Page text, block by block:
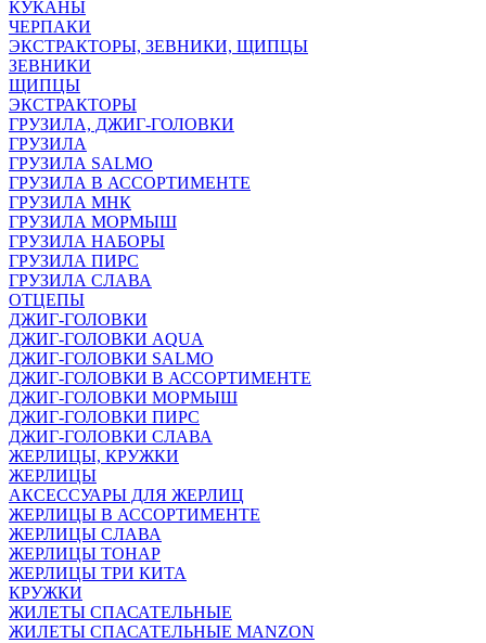
КУКАНЫ
ЧЕРПАКИ
ЭКСТРАКТОРЫ, ЗЕВНИКИ, ЩИПЦЫ
ЗЕВНИКИ
ЩИПЦЫ
ЭКСТРАКТОРЫ
ГРУЗИЛА, ДЖИГ-ГОЛОВКИ
ГРУЗИЛА
ГРУЗИЛА SALMO
ГРУЗИЛА В АССОРТИМЕНТЕ
ГРУЗИЛА МНК
ГРУЗИЛА МОРМЫШ
ГРУЗИЛА НАБОРЫ
ГРУЗИЛА ПИРС
ГРУЗИЛА СЛАВА
ОТЦЕПЫ
ДЖИГ-ГОЛОВКИ
ДЖИГ-ГОЛОВКИ AQUA
ДЖИГ-ГОЛОВКИ SALMO
ДЖИГ-ГОЛОВКИ В АССОРТИМЕНТЕ
ДЖИГ-ГОЛОВКИ МОРМЫШ
ДЖИГ-ГОЛОВКИ ПИРС
ДЖИГ-ГОЛОВКИ СЛАВА
ЖЕРЛИЦЫ, КРУЖКИ
ЖЕРЛИЦЫ
АКСЕССУАРЫ ДЛЯ ЖЕРЛИЦ
ЖЕРЛИЦЫ В АССОРТИМЕНТЕ
ЖЕРЛИЦЫ СЛАВА
ЖЕРЛИЦЫ ТОНАР
ЖЕРЛИЦЫ ТРИ КИТА
КРУЖКИ
ЖИЛЕТЫ СПАСАТЕЛЬНЫЕ
ЖИЛЕТЫ СПАСАТЕЛЬНЫЕ MANZON